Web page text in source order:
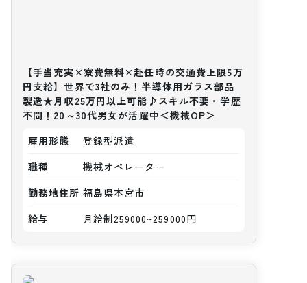
【手当充実×寮費無料×赴任時の交通費上限5万
円支給】世界で3社のみ！半導体用ガラス部品
製造★月収25万円以上可能♪スキル不要・学歴
不問！20～30代男女が活躍中＜機械OP＞
雇用形態
登録型派遣
職種
機械オペレーター
勤務地住所 福島県本宮市
給与
月給制259000~259000円